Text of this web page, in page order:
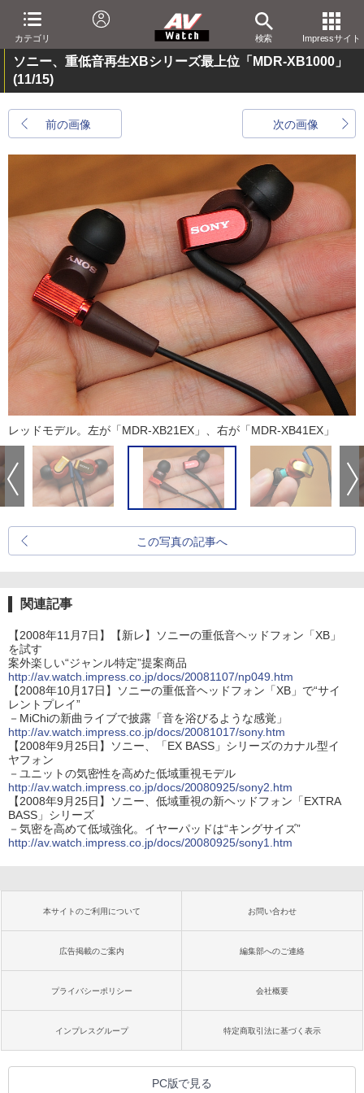
カテゴリ 検索 Impressサイト
ソニー、重低音再生XBシリーズ最上位「MDR-XB1000」
(11/15)
前の画像 次の画像
レッドモデル。左が「MDR-XB21EX」、右が「MDR-XB41EX」
この写真の記事へ
関連記事
【2008年11月7日】【新レ】ソニーの重低音ヘッドフォン「XB」
を試す
案外楽しい“ジャンル特定”提案商品
http://av.watch.impress.co.jp/docs/20081107/np049.htm
【2008年10月17日】ソニーの重低音ヘッドフォン「XB」で“サイ
レントプレイ”
－MiChiの新曲ライブで披露「音を浴びるような感覚」
http://av.watch.impress.co.jp/docs/20081017/sony.htm
【2008年9月25日】ソニー、「EX BASS」シリーズのカナル型イ
ヤフォン
－ユニットの気密性を高めた低域重視モデル
http://av.watch.impress.co.jp/docs/20080925/sony2.htm
【2008年9月25日】ソニー、低域重視の新ヘッドフォン「EXTRA
BASS」シリーズ
－気密を高めて低域強化。イヤーパッドは“キングサイズ”
http://av.watch.impress.co.jp/docs/20080925/sony1.htm
本サイトのご利用について お問い合わせ
広告掲載のご案内 編集部へのご連絡
プライバシーポリシー 会社概要
インプレスグループ 特定商取引法に基づく表示
PC版で見る